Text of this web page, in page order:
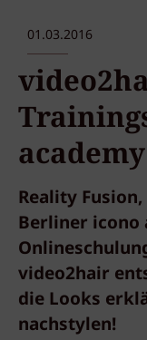
01.03.2016
academy
Reality
Berliner icono
video2hair
die Looks
nachstylen!